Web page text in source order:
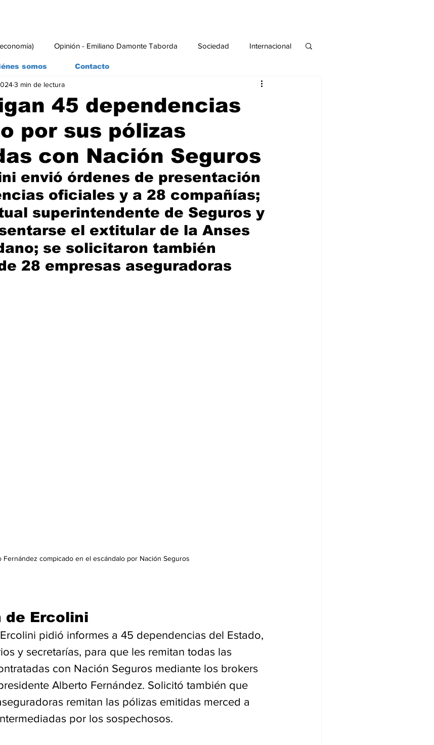
Opinión - Emiliano Damonte Taborda Sociedad Internacional
Economía y Producción
45 dependencias
por sus pólizas
con Nación Seguros
3 min de lectura
envió órdenes de presentación
oficiales y a 28 compañías;
superintendente de Seguros y
el extitular de la Anses
se solicitaron también
28 empresas aseguradoras
Fernández compicado en el escándalo por Nación Seguros
de Ercolini
pidió informes a 45 dependencias del Estado,
y secretarías, para que les remitan todas las
con Nación Seguros mediante los brokers
Alberto Fernández. Solicitó también que
remitan las pólizas emitidas merced a
por los sospechosos.
somos Contacto